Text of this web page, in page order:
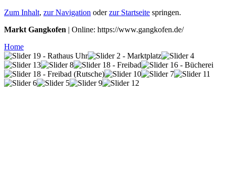
Zum Inhalt, zur Navigation oderzur Startseite springen.
Markt Gangkofen | Online: https://www.gangkofen.de/
Home